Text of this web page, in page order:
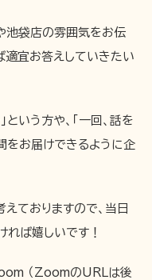
池袋店の雰囲気をお伝
適宜お答えしていきたい
いう方や、「一回、話を
をお届けできるように企
えておりますので、当日
れば嬉しいです！
（ZoomのURLは後